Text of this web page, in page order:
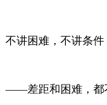
不讲困难，不讲条
——差距和困难，都